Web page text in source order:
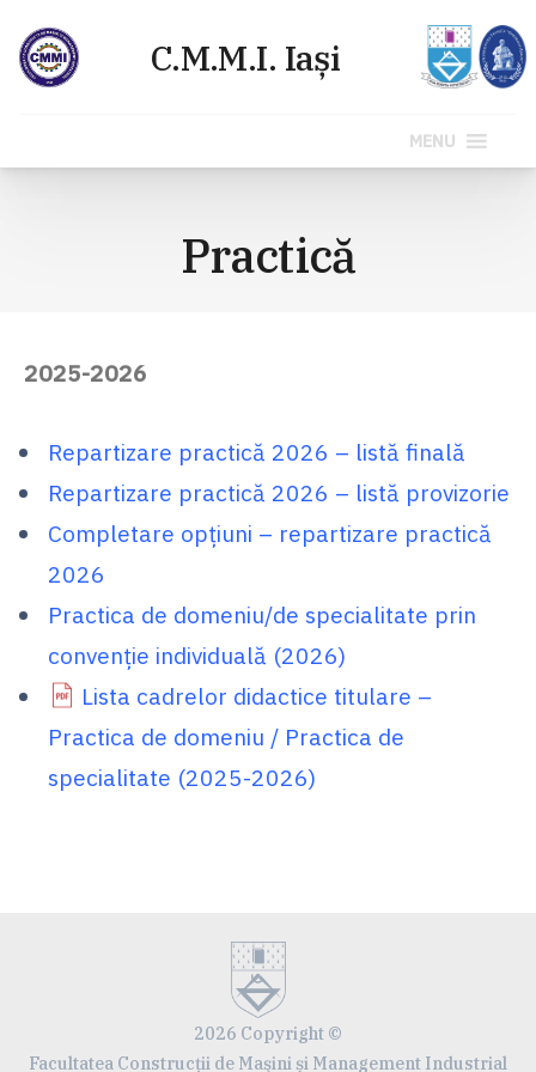
MENU
Practică
2025-2026
Repartizare practică 2026 – listă finală
Repartizare practică 2026 – listă provizorie
Completare opțiuni – repartizare practică
2026
Practica de domeniu/de specialitate prin
convenție individuală (2026)
Lista cadrelor didactice titulare –
Practica de domeniu / Practica de
specialitate (2025-2026)
2026 Copyright ©
Facultatea Construcţii de Maşini și Management Industrial